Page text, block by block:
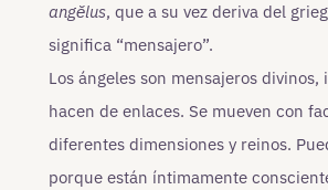
angĕlus, que a su vez deriva del
significa “mensajero”.
Los ángeles son mensajeros
hacen de enlaces. Se mueven con
diferentes dimensiones y reinos.
porque están íntimamente